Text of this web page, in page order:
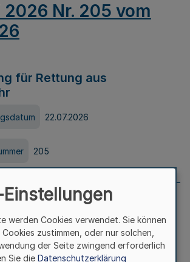
2026 Nr. 205 vom
für Rettung aus
22.07.2026
205
2026 Nr. 204 vom
werden Cookies verwendet. Sie können
zustimmen, oder nur solchen,
der Seite zwingend erforderlich
Sie die Datenschutzerklärung